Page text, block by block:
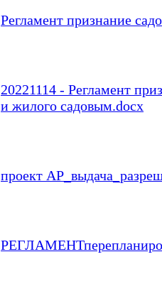
Регламент признание
20221114 - Регламент
и жилого садовым.docx
проект